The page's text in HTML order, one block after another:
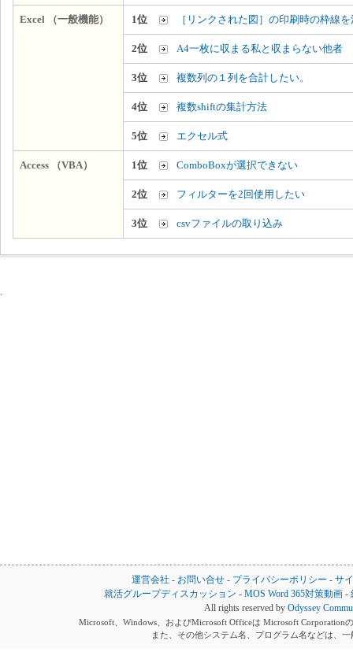
Excel （一般機能） 1位 ［リンクされた図］の印刷時の枠線
2位 A4一枚に収まる私と収まらない他者
3位 複数列の１列を合計したい。
4位 複数shiftの集計方法
5位 エクセル式
Access （VBA） 1位 ComboBoxが選択できない
2位 フィルターを2回使用したい
3位 csvファイルの取り込み
運営会社 - お問い合せ - プライバシーポリシー - サ
就活グループディスカッション -MOS Word 365対策動画 -
All rights reserved by Odyssey
Microsoft、Windows、およびMicrosoft Officeは Microsoft Corporation
また、その他システム名、プログラム名などは、